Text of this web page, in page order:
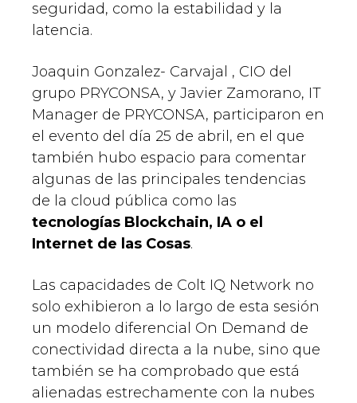
seguridad, como la estabilidad y la
latencia.
Joaquin Gonzalez- Carvajal , CIO del
grupo PRYCONSA, y Javier Zamorano, IT
Manager de PRYCONSA, participaron en
el evento del día 25 de abril, en el que
también hubo espacio para comentar
algunas de las principales tendencias
de la cloud pública como las
tecnologías Blockchain, IA o el
Internet de las Cosas.
Las capacidades de Colt IQ Network no
solo exhibieron a lo largo de esta sesión
un modelo diferencial On Demand de
conectividad directa a la nube, sino que
también se ha comprobado que está
alienadas estrechamente con la nubes